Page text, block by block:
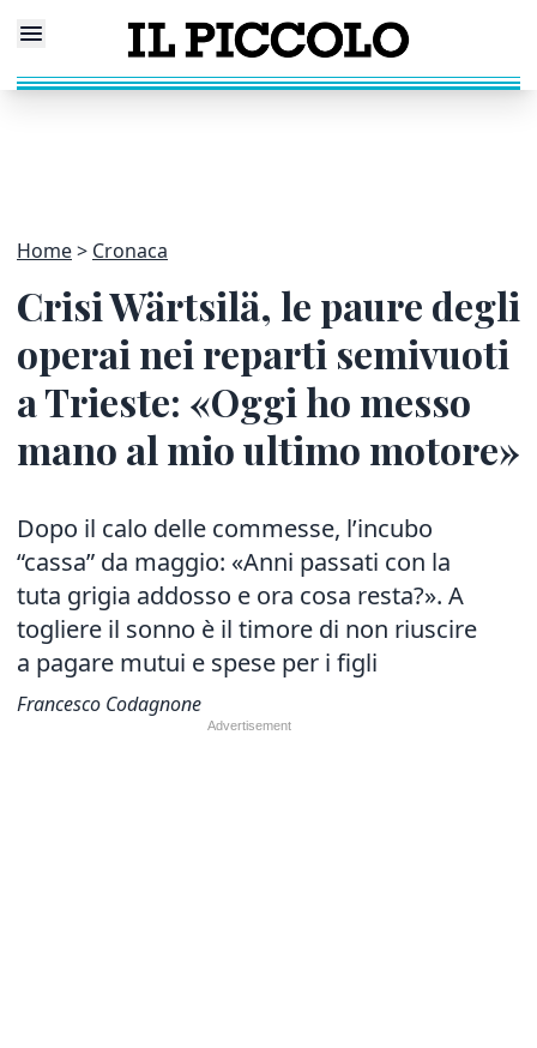
Home Cronaca
Crisi Wärtsilä, le paure degli
operai nei reparti semivuoti
a Trieste: «Oggi ho messo
mano al mio ultimo motore»
Dopo il calo delle commesse, l’incubo
“cassa” da maggio: «Anni passati con la
tuta grigia addosso e ora cosa resta?». A
togliere il sonno è il timore di non riuscire
a pagare mutui e spese per i figli
Francesco Codagnone